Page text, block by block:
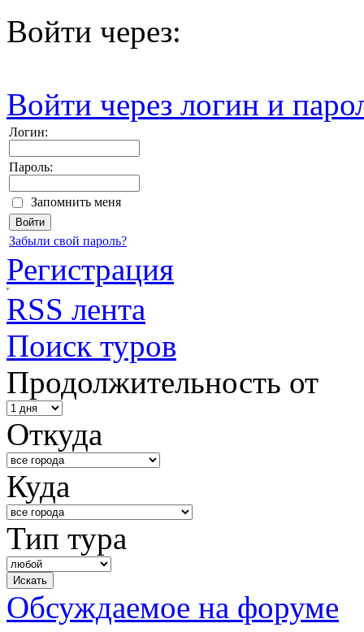
Войти через:
Войти через логин и
Логин:
Пароль:
Запомнить меня
Забыли свой пароль?
Регистрация
RSS лента
Поиск туров
Продолжительность от
Откуда
Куда
Тип тура
Обсуждаемое на форуме